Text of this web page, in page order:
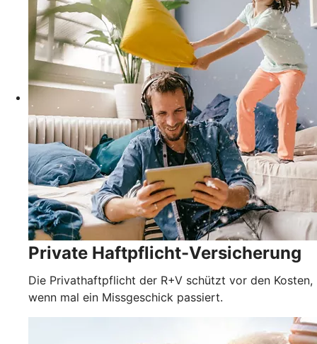
Private Haftpflicht-Versicherung
Die Privathaftpflicht der R+V schützt vor den Kosten,
wenn mal ein Missgeschick passiert.